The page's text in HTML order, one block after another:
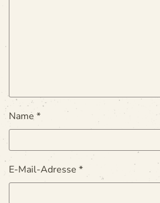
Name *
E-Mail-Adresse *